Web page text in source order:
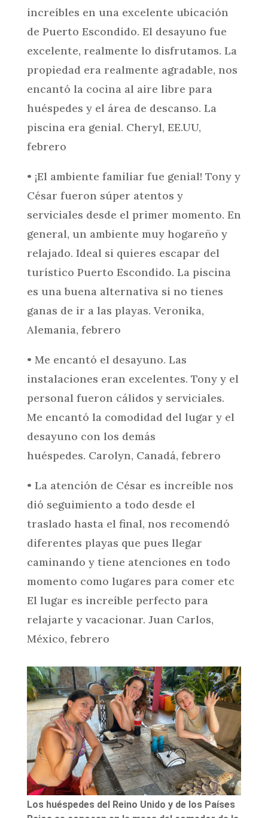
increíbles en una excelente ubicación
de Puerto Escondido. El desayuno fue
excelente, realmente lo disfrutamos. La
propiedad era realmente agradable, nos
encantó la cocina al aire libre para
huéspedes y el área de descanso. La
piscina era genial. Cheryl, EE.UU,
febrero
• ¡El ambiente familiar fue genial! Tony y
César fueron súper atentos y
serviciales desde el primer momento. En
general, un ambiente muy hogareño y
relajado. Ideal si quieres escapar del
turístico Puerto Escondido. La piscina
es una buena alternativa si no tienes
ganas de ir a las playas. Veronika,
Alemania, febrero
• Me encantó el desayuno. Las
instalaciones eran excelentes. Tony y el
personal fueron cálidos y serviciales.
Me encantó la comodidad del lugar y el
desayuno con los demás
huéspedes. Carolyn, Canadá, febrero
• La atención de César es increíble nos
dió seguimiento a todo desde el
traslado hasta el final, nos recomendó
diferentes playas que pues llegar
caminando y tiene atenciones en todo
momento como lugares para comer etc
El lugar es increíble perfecto para
relajarte y vacacionar. Juan Carlos,
México, febrero
Los huéspedes del Reino Unido y de los Países